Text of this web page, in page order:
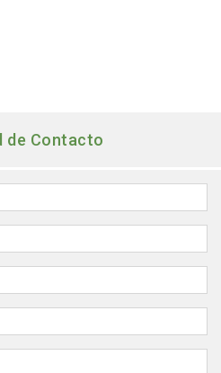
de Contacto